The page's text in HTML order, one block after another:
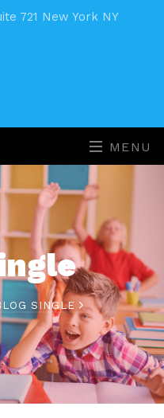
721 New York NY
MENU
SINGLE